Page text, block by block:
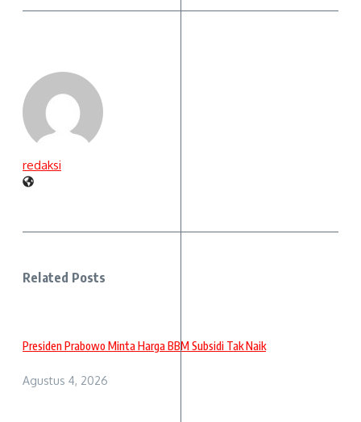
redaksi
Related Posts
Presiden Prabowo Minta Harga BBM Subsidi Tak Naik
Agustus 4, 2026